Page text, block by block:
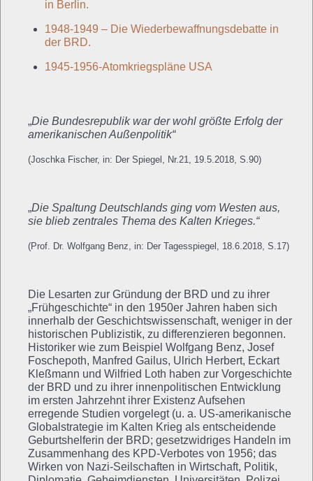
in Berlin.
1948-1949 – Die Wiederbewaffnungsdebatte in
der BRD.
1945-1956-Atomkriegspläne USA
„Die Bundesrepublik war der wohl größte Erfolg der
amerikanischen Außenpolitik“
(Joschka Fischer, in: Der Spiegel, Nr.21, 19.5.2018, S.90)
„Die Spaltung Deutschlands ging vom Westen aus,
sie blieb zentrales Thema des Kalten Krieges.“
(Prof. Dr. Wolfgang Benz, in: Der Tagesspiegel, 18.6.2018, S.17)
Die Lesarten zur Gründung der BRD und zu ihrer
„Frühgeschichte“ in den 1950er Jahren haben sich
innerhalb der Geschichtswissenschaft, weniger in der
historischen Publizistik, zu differenzieren begonnen.
Historiker wie zum Beispiel Wolfgang Benz, Josef
Foschepoth, Manfred Gailus, Ulrich Herbert, Eckart
Kleßmann und Wilfried Loth haben zur Vorgeschichte
der BRD und zu ihrer innenpolitischen Entwicklung
im ersten Jahrzehnt ihrer Existenz Aufsehen
erregende Studien vorgelegt (u. a. US-amerikanische
Globalstrategie im Kalten Krieg als entscheidende
Geburtshelferin der BRD; gesetzwidriges Handeln im
Zusammenhang des KPD-Verbotes von 1956; das
Wirken von Nazi-Seilschaften in Wirtschaft, Politik,